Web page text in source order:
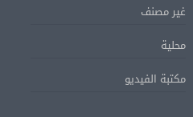
غير مصنف
محلية
مكتبة الفيديو